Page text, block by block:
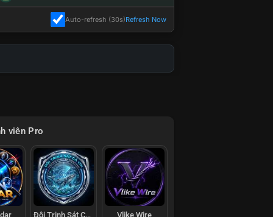
Auto-refresh (30s)Refresh Now
viên Pro
Đội Trinh Sát Cá Voi Vlike Wire